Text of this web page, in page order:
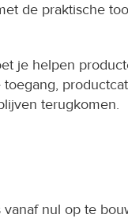
de praktische
je helpen
terugkomen.
nul op te